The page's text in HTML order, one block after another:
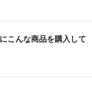
こんな商品を購入して